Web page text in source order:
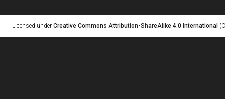
Licensed under Creative Commons Attribution-ShareAlike 4.0 International